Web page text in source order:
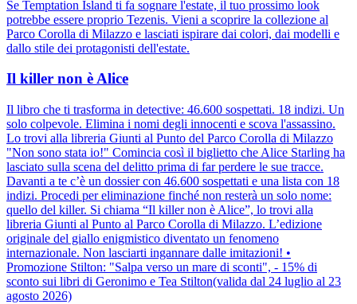
Se Temptation Island ti fa sognare l'estate, il tuo prossimo look
potrebbe essere proprio Tezenis. Vieni a scoprire la collezione al
Parco Corolla di Milazzo e lasciati ispirare dai colori, dai modelli e
dallo stile dei protagonisti dell'estate.
Il killer non è Alice
Il libro che ti trasforma in detective: 46.600 sospettati. 18 indizi. Un
solo colpevole. Elimina i nomi degli innocenti e scova l'assassino.
Lo trovi alla libreria Giunti al Punto del Parco Corolla di Milazzo
"Non sono stata io!" Comincia così il biglietto che Alice Starling ha
lasciato sulla scena del delitto prima di far perdere le sue tracce.
Davanti a te c’è un dossier con 46.600 sospettati e una lista con 18
indizi. Procedi per eliminazione finché non resterà un solo nome:
quello del killer. Si chiama “Il killer non è Alice”, lo trovi alla
libreria Giunti al Punto al Parco Corolla di Milazzo. L’edizione
originale del giallo enigmistico diventato un fenomeno
internazionale. Non lasciarti ingannare dalle imitazioni! •
Promozione Stilton: "Salpa verso un mare di sconti", - 15% di
sconto sui libri di Geronimo e Tea Stilton(valida dal 24 luglio al 23
agosto 2026)